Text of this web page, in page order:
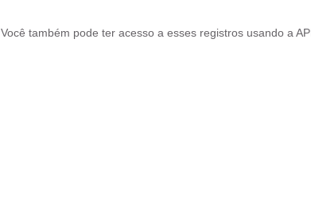
Você também pode ter acesso a esses registros usando a API